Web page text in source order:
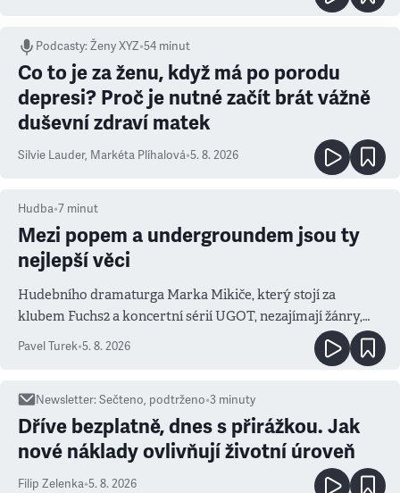
Podcasty:Ženy XYZ•54 minut
Co to je za ženu, když má po porodu
depresi? Proč je nutné začít brát vážně
duševní zdraví matek
Silvie Lauder, Markéta Plíhalová•5. 8. 2026
Hudba•7 minut
Mezi popem a undergroundem jsou ty
nejlepší věci
Hudebního dramaturga Marka Mikiče, který stojí za
klubem Fuchs2 a koncertní sérií UGOT, nezajímají žánry,
ale atmosféra
Pavel Turek•5. 8. 2026
Newsletter:Sečteno, podtrženo•3 minuty
Dříve bezplatně, dnes s přirážkou. Jak
nové náklady ovlivňují životní úroveň
Filip Zelenka•5. 8. 2026